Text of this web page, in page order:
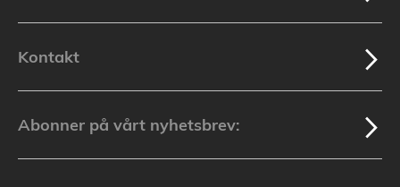
Kontakt
Abonner på vårt nyhetsbrev: